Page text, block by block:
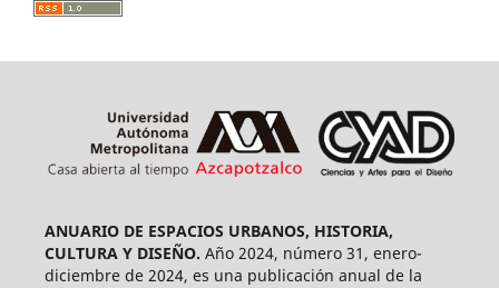
ANUARIO DE ESPACIOS URBANOS, HISTORIA,
CULTURA Y DISEÑO. Año 2024, número 31, enero-
diciembre de 2024, es una publicación anual de la